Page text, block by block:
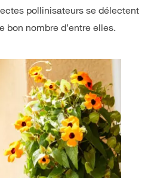
pollinisateurs se délectent
bon nombre d’entre elles.